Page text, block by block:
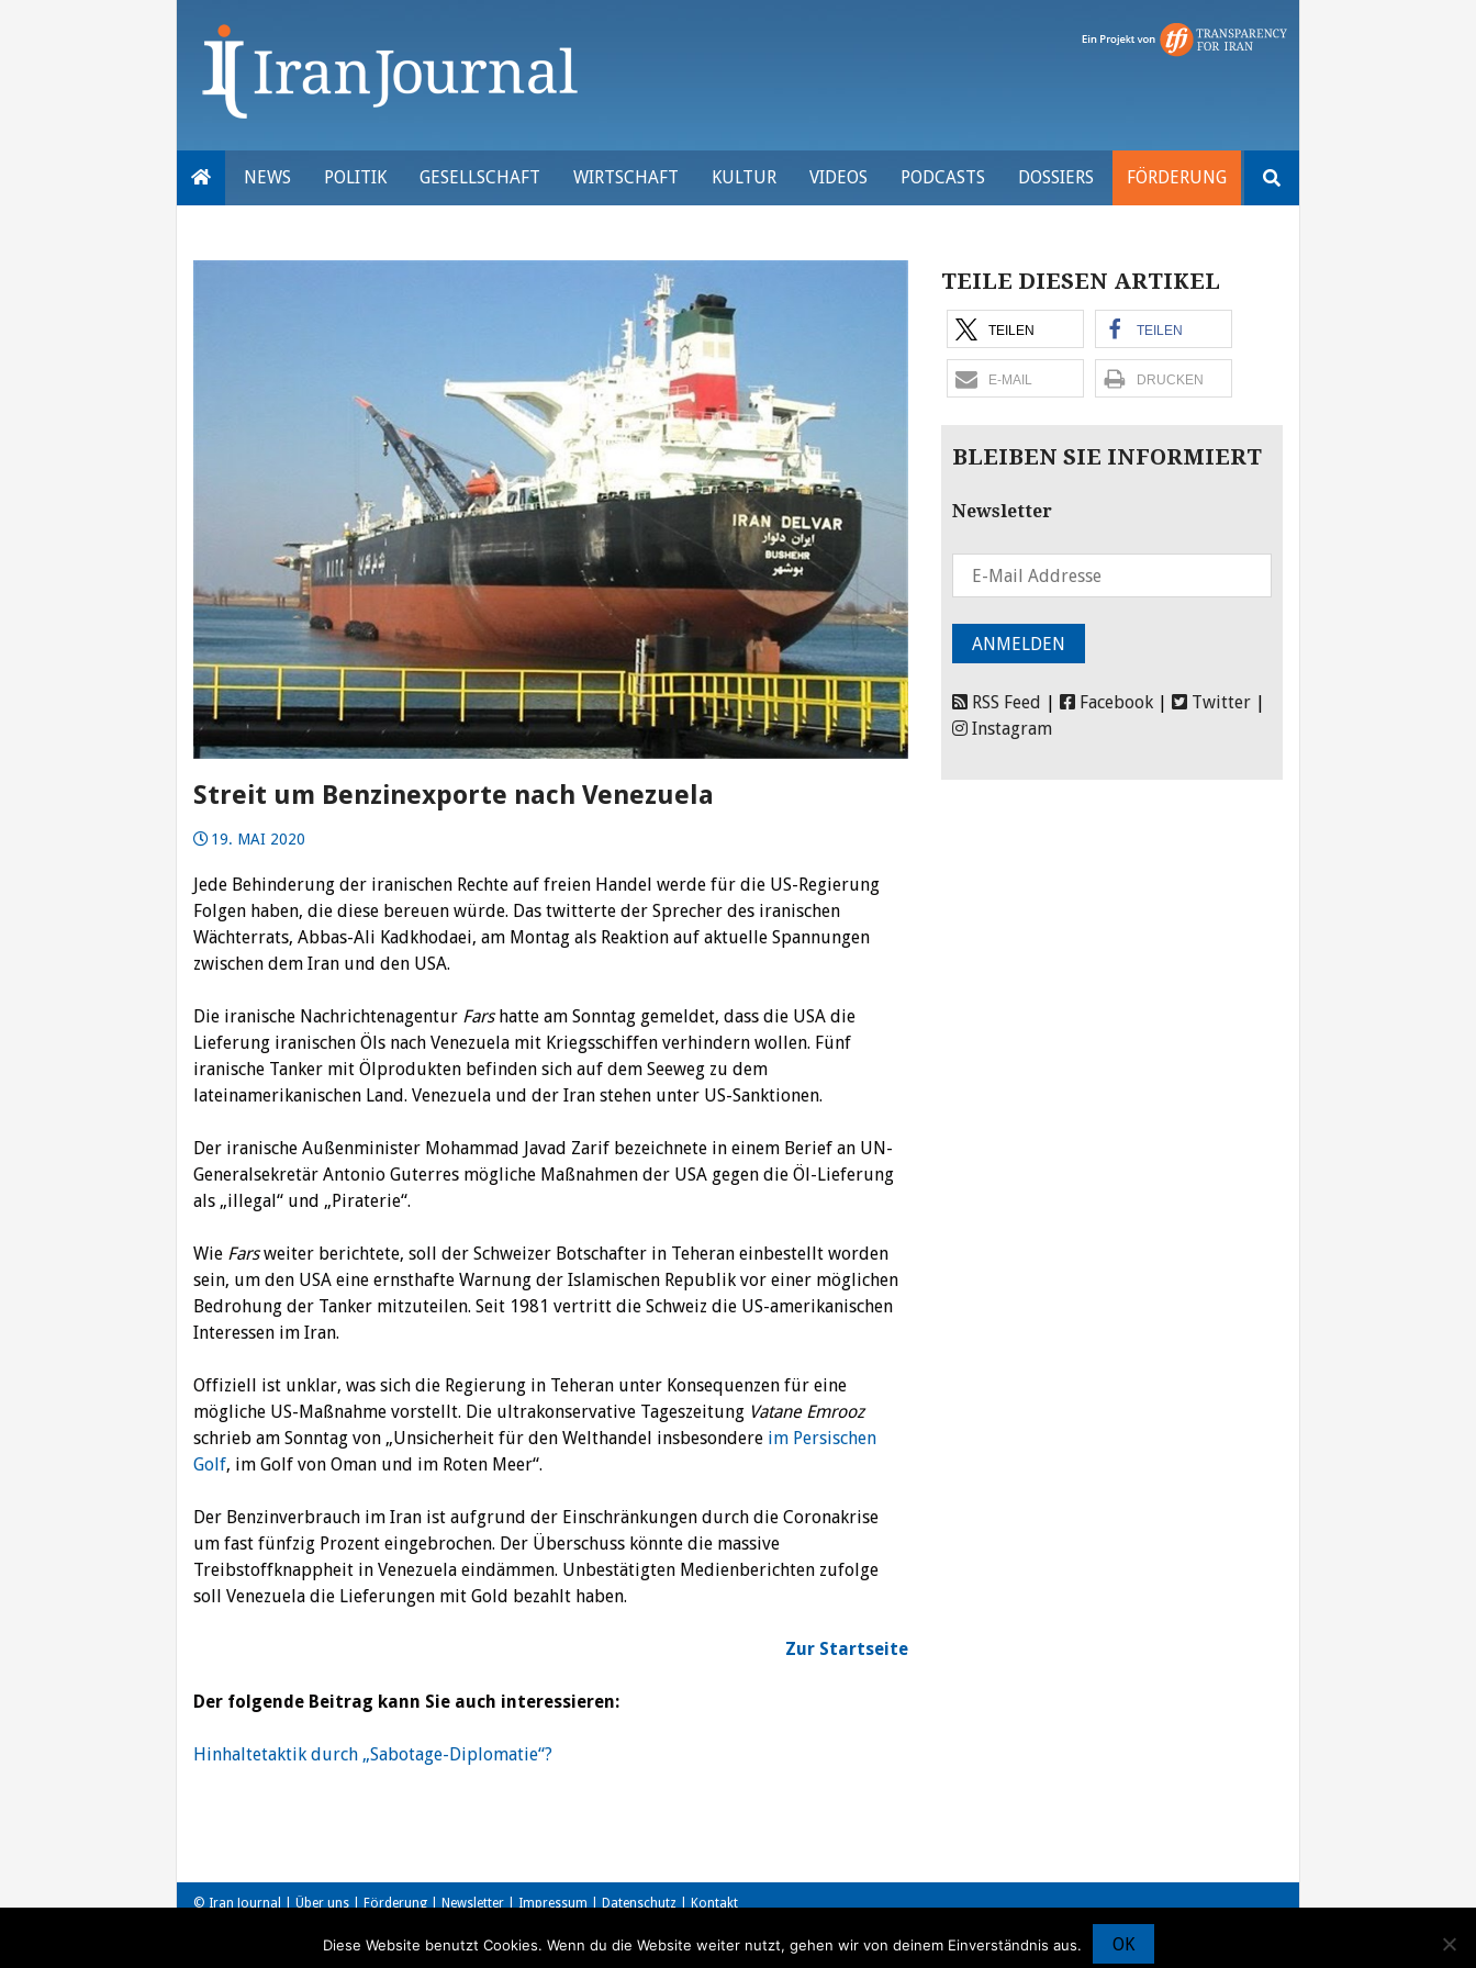
NEWS POLITIK GESELLSCHAFT WIRTSCHAFT KULTUR VIDEOS PODCASTS DOSSIERS FÖRDERUNG
nach:
Streit um Benzinexporte nach Venezuela
19. MAI 2020
Jede Behinderung der iranischen Rechte auf freien Handel werde für die US-Regierung
Folgen haben, die diese bereuen würde. Das twitterte der Sprecher des iranischen
Wächterrats, Abbas-Ali Kadkhodaei, am Montag als Reaktion auf aktuelle Spannungen
zwischen dem Iran und den USA.
Die iranische Nachrichtenagentur Farshatte am Sonntag gemeldet, dass die USA die
Lieferung iranischen Öls nach Venezuela mit Kriegsschiffen verhindern wollen. Fünf
iranische Tanker mit Ölprodukten befinden sich auf dem Seeweg zu dem
lateinamerikanischen Land. Venezuela und der Iran stehen unter US-Sanktionen.
Der iranische Außenminister Mohammad Javad Zarif bezeichnete in einem Berief an UN-
Generalsekretär Antonio Guterres mögliche Maßnahmen der USA gegen die Öl-Lieferung
als „illegal“ und „Piraterie“.
Wie Farsweiter berichtete, soll der Schweizer Botschafter in Teheran einbestellt worden
sein, um den USA eine ernsthafte Warnung der Islamischen Republik vor einer möglichen
Bedrohung der Tanker mitzuteilen. Seit 1981 vertritt die Schweiz die US-amerikanischen
Interessen im Iran.
Offiziell ist unklar, was sich die Regierung in Teheran unter Konsequenzen für eine
mögliche US-Maßnahme vorstellt. Die ultrakonservative Tageszeitung Vatane Emrooz
schrieb am Sonntag von „Unsicherheit für den Welthandel insbesondere im Persischen
Golf, im Golf von Oman und im Roten Meer“.
Der Benzinverbrauch im Iran ist aufgrund der Einschränkungen durch die Coronakrise
um fast fünfzig Prozent eingebrochen. Der Überschuss könnte die massive
Treibstoffknappheit in Venezuela eindämmen. Unbestätigten Medienberichten zufolge
soll Venezuela die Lieferungen mit Gold bezahlt haben.
Zur Startseite
Der folgende Beitrag kann Sie auch interessieren:
Hinhaltetaktik durch „Sabotage-Diplomatie“?
TEILE DIESEN ARTIKEL
TEILEN TEILEN
E-MAIL DRUCKEN
BLEIBEN SIE INFORMIERT
Newsletter
RSS Feed Facebook Twitter
Instagram
© Iran Journal | Über uns Förderung Newsletter Impressum Datenschutz Kontakt
Diese Website benutzt Cookies. Wenn du die Website weiter nutzt, gehen wir von deinem Einverständnis aus. OK